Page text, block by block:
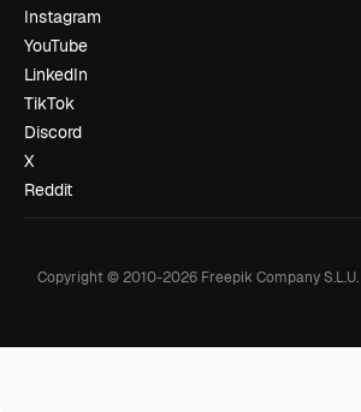
Instagram
YouTube
LinkedIn
TikTok
Discord
X
Reddit
Copyright © 2010-2026 Freepik Company S.L.U.